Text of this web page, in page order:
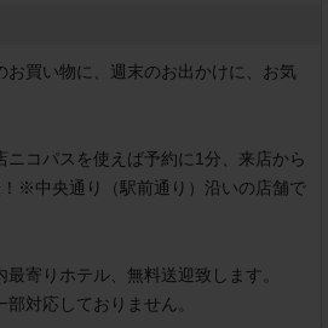
お買い物に、週末のお出かけに、お気
ニコパスを使えば予約に1分、来店から
※中央通り（駅前通り）沿いの店舗で
寄りホテル、無料送迎致します。
対応しておりません。